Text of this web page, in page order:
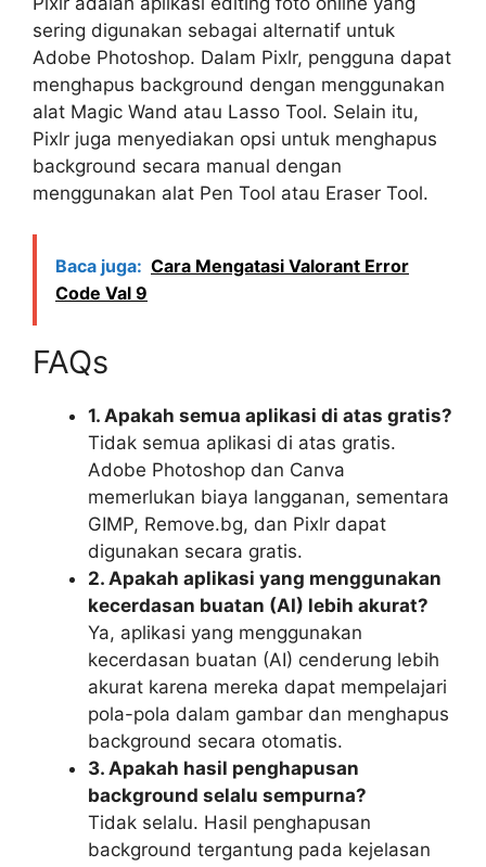
sering digunakan sebagai alternatif untuk
Adobe Photoshop. Dalam Pixlr, pengguna dapat
menghapus background dengan menggunakan
alat Magic Wand atau Lasso Tool. Selain itu,
Pixlr juga menyediakan opsi untuk menghapus
background secara manual dengan
menggunakan alat Pen Tool atau Eraser Tool.
Baca juga: Cara Mengatasi Valorant Error
Code Val 9
FAQs
1. Apakah semua aplikasi di atas gratis?
Tidak semua aplikasi di atas gratis.
Adobe Photoshop dan Canva
memerlukan biaya langganan, sementara
GIMP, Remove.bg, dan Pixlr dapat
digunakan secara gratis.
2. Apakah aplikasi yang menggunakan
kecerdasan buatan (AI) lebih akurat?
Ya, aplikasi yang menggunakan
kecerdasan buatan (AI) cenderung lebih
akurat karena mereka dapat mempelajari
pola-pola dalam gambar dan menghapus
background secara otomatis.
3. Apakah hasil penghapusan
background selalu sempurna?
Tidak selalu. Hasil penghapusan
background tergantung pada kejelasan